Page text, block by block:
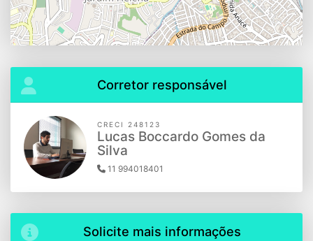
Corretor responsável
CRECI 248123
Lucas Boccardo Gomes da
Silva
11 994018401
Solicite mais informações